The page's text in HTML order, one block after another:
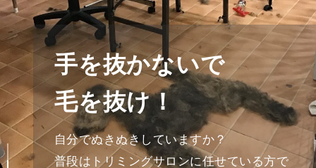
ポイントは泡・あ
わ・アワ
穴掘り・どろんこ大好き！水遊び大好き！
な、あなたの愛犬をどんなシャンプーで洗
っていますか？
犬の皮膚は弱アルカリ性、犬の肌にも地球